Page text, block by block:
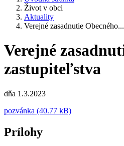
Život v obci
Aktuality
Verejné zasadnutie Obecného...
Verejné
zastupiteľstva
dňa 1.3.2023
pozvánka (40.77 kB)
Prílohy